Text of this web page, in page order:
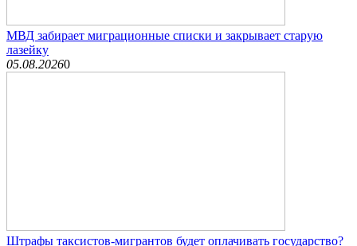
МВД забирает миграционные списки и закрывает старую
лазейку
05.08.20260
Штрафы таксистов-мигрантов будет оплачивать государство?